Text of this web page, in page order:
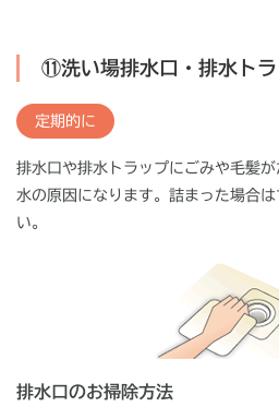
⑪洗い場排水口・排水ト
定期的に
排水口や排水トラップにごみや毛髪
水の原因になります。詰まった場合
い。
排水口のお掃除方法